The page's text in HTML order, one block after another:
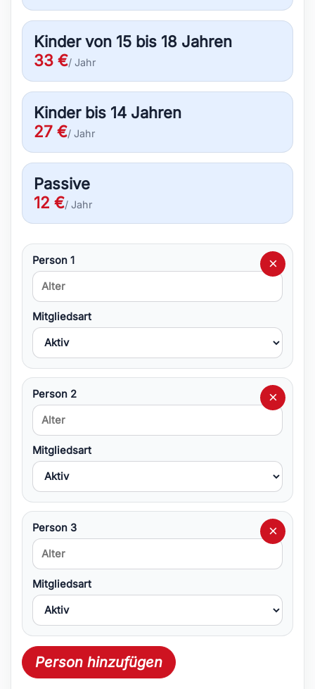
Kinder von 15 bis 18 Jahren
33 €/ Jahr
Kinder bis 14 Jahren
27 €/ Jahr
Passive
12 €/ Jahr
Person 1
Mitgliedsart
×
Person 2
Mitgliedsart
×
Person 3
Mitgliedsart
×
Person hinzufügen